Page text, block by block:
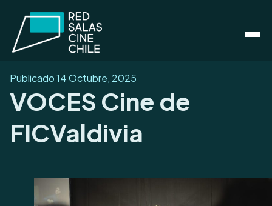
Publicado14 Octubre, 2025
VOCES Cine de
FICValdivia